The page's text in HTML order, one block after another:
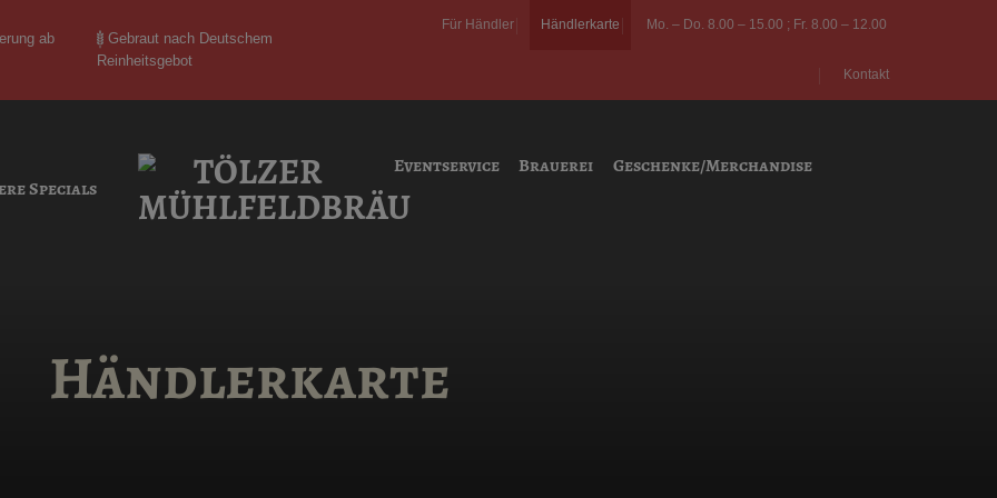
ab
Gebraut nach Deutschem
Reinheitsgebot
Für Händler Händlerkarte Mo. – Do. 8.00 – 15.00 ; Fr. 8.00 – 12.00
Kontakt
Specials
Eventservice Brauerei Geschenke/Merchandise
Händlerkarte